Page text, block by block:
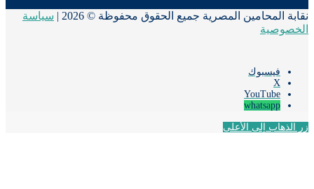
المحامين المصرية جميع الحقوق محفوظة © 2026 |
سياسة
فيسبوك
‫YouTube
whatsapp
إلى الأعلى